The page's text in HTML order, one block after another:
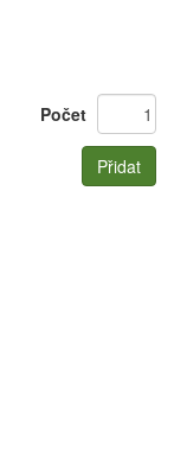
Počet
Přidat